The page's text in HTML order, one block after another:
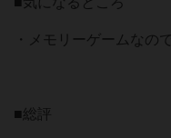
・メモリーゲームなの
■総評